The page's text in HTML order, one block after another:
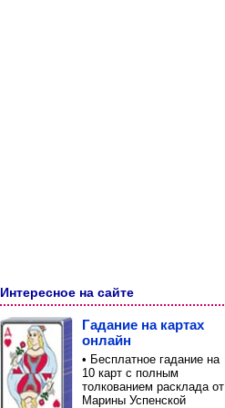
Интересное на сайте
Гадание на картах
онлайн
• Бесплатное гадание на
10 карт с полным
толкованием расклада от
Марины Успенской